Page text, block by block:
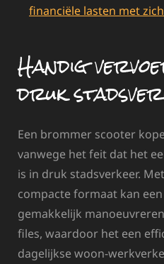
financiële lasten met
Handig
druk
Een brommer scooter
vanwege het feit dat het
is in druk stadsverkeer.
compacte formaat kan
gemakkelijk
files, waardoor het een
dagelijkse woon-